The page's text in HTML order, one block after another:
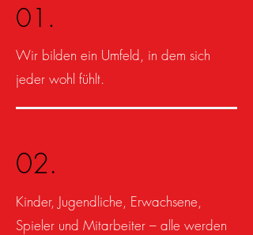
01.
Wir bilden ein Umfeld, in dem sich
jeder wohl fühlt.
02.
Kinder, Jugendliche, Erwachsene,
Spieler und Mitarbeiter – alle werden